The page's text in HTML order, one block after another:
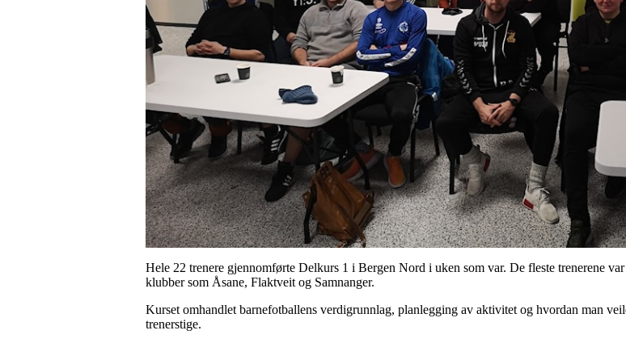
Hele 22 trenere gjennomførte Delkurs 1 i Bergen Nord i uken som var. De fleste trenerene
klubber som Åsane, Flaktveit og Samnanger.
Kurset omhandlet barnefotballens verdigrunnlag, planlegging av aktivitet og hvordan man
trenerstige.